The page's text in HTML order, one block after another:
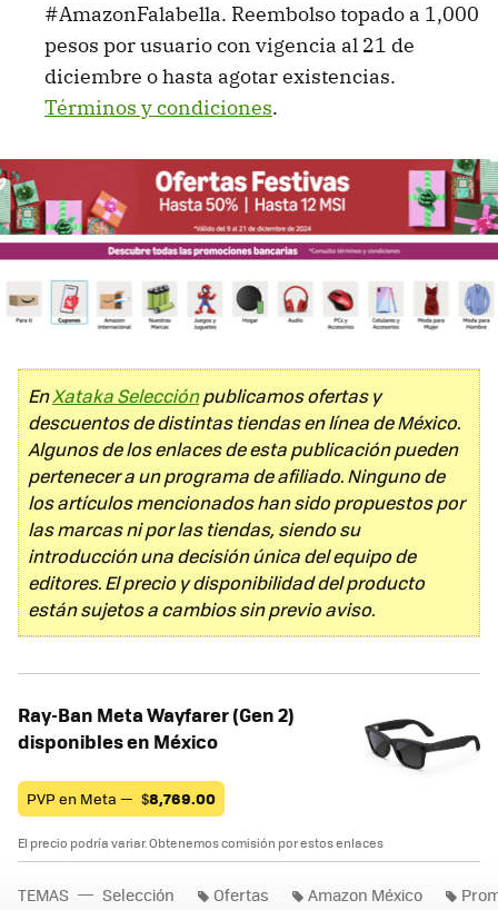
#AmazonFalabella. Reembolso topado a 1,000
pesos por usuario con vigencia al 21 de
diciembre o hasta agotar existencias.
Términos y condiciones.
EnXataka Selecciónpublicamos ofertas y
descuentos de distintas tiendas en línea de México.
Algunos de los enlaces de esta publicación pueden
pertenecer a un programa de afiliado. Ninguno de
los artículos mencionados han sido propuestos por
las marcas ni por las tiendas, siendo su
introducción una decisión única del equipo de
editores. El precio y disponibilidad del producto
están sujetos a cambios sin previo aviso.
Ray-Ban Meta Wayfarer (Gen 2)
disponibles en México
PVP en Meta — $8,769.00
El precio podría variar. Obtenemos comisión por estos enlaces
TEMAS Selección Ofertas Amazon México